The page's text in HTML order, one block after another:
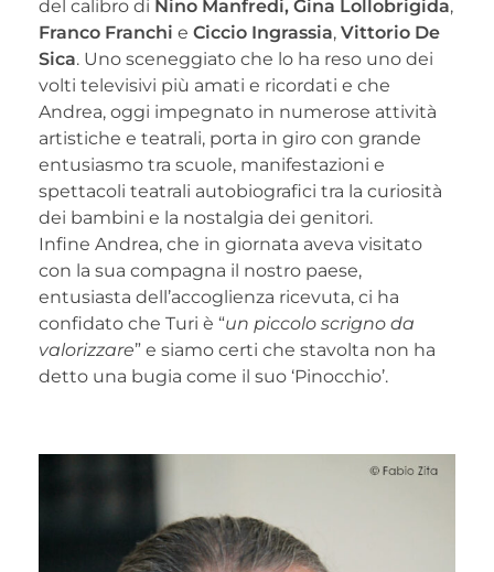
del calibro di Nino Manfredi, Gina Lollobrigida,
Franco Franchi e Ciccio Ingrassia, Vittorio De
Sica. Uno sceneggiato che lo ha reso uno dei
volti televisivi più amati e ricordati e che
Andrea, oggi impegnato in numerose attività
artistiche e teatrali, porta in giro con grande
entusiasmo tra scuole, manifestazioni e
spettacoli teatrali autobiografici tra la curiosità
dei bambini e la nostalgia dei genitori.
Infine Andrea, che in giornata aveva visitato
con la sua compagna il nostro paese,
entusiasta dell’accoglienza ricevuta, ci ha
confidato che Turi è “un piccolo scrigno da
valorizzare” e siamo certi che stavolta non ha
detto una bugia come il suo ‘Pinocchio’.